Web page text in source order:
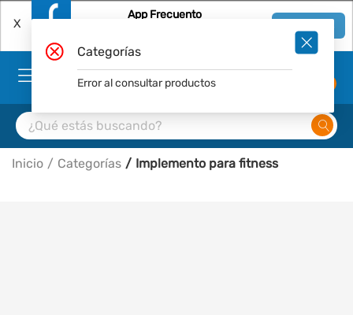
X
App Frecuento
Inicio Categorías Implemento para fitness
Categorías
Error al consultar productos